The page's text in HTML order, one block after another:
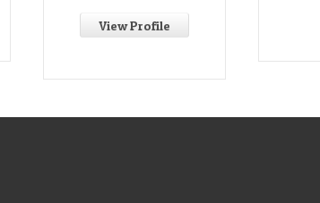
View Profile